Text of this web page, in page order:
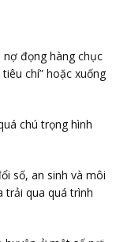
đọng hàng chục
chí” hoặc xuống
chú trọng hình
số, an sinh và môi
trải qua quá trình